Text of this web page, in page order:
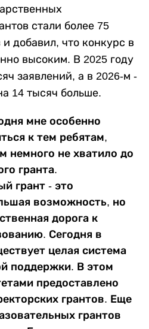
стали более 75
добавил, что конкурс в
высоким. В 2025 году
заявлений, а в 2026-м -
14 тысяч больше.
мне особенно
к тем ребятам,
немного не хватило до
гранта.
грант - это
возможность, но
дорога к
Сегодня в
целая система
поддержки. В этом
предоставлено
грантов. Еще
грантов